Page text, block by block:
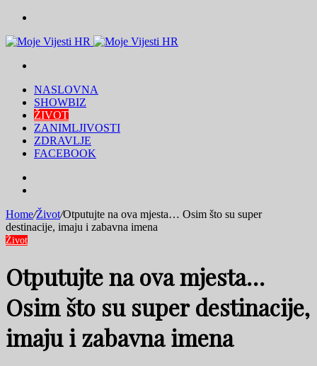
NASLOVNA
SHOWBIZ
ŽIVOT
ZANIMLJIVOSTI
ZDRAVLJE
FACEBOOK
Home/Život/Otputujte na ova mjesta… Osim što su super
destinacije, imaju i zabavna imena
Život
Otputujte na ova mjesta…
Osim što su super destinacije,
imaju i zabavna imena